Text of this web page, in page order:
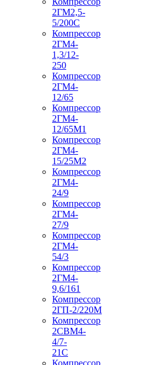
2ГМ2,5-
5/200С
Компрессор
2ГМ4-
1,3/12-
250
Компрессор
2ГМ4-
12/65
Компрессор
2ГМ4-
12/65М1
Компрессор
2ГМ4-
15/25М2
Компрессор
2ГМ4-
24/9
Компрессор
2ГМ4-
27/9
Компрессор
2ГМ4-
54/3
Компрессор
2ГМ4-
9,6/161
Компрессор
2ГП-2/220М
Компрессор
2СВМ4-
4/7-
21С